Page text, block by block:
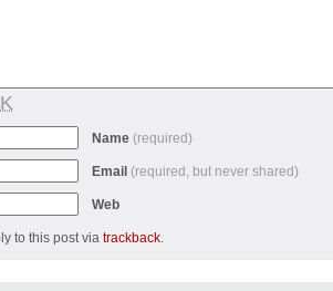
Name (required)
Email (required, but never shared)
Web
to this post via trackback.